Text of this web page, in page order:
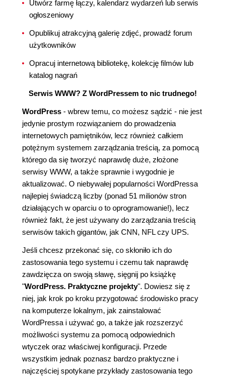
Utwórz farmę łączy, kalendarz wydarzeń lub serwis
ogłoszeniowy
Opublikuj atrakcyjną galerię zdjęć, prowadź forum
użytkowników
Opracuj internetową bibliotekę, kolekcję filmów lub
katalog nagrań
Serwis WWW? Z WordPressem to nic trudnego!
WordPress - wbrew temu, co możesz sądzić - nie jest
jedynie prostym rozwiązaniem do prowadzenia
internetowych pamiętników, lecz również całkiem
potężnym systemem zarządzania treścią, za pomocą
którego da się tworzyć naprawdę duże, złożone
serwisy WWW, a także sprawnie i wygodnie je
aktualizować. O niebywałej popularności WordPressa
najlepiej świadczą liczby (ponad 51 milionów stron
działających w oparciu o to oprogramowanie!), lecz
również fakt, że jest używany do zarządzania treścią
serwisów takich gigantów, jak CNN, NFL czy UPS.
Jeśli chcesz przekonać się, co skłoniło ich do
zastosowania tego systemu i czemu tak naprawdę
zawdzięcza on swoją sławę, sięgnij po książkę
"WordPress. Praktyczne projekty". Dowiesz się z
niej, jak krok po kroku przygotować środowisko pracy
na komputerze lokalnym, jak zainstalować
WordPressa i używać go, a także jak rozszerzyć
możliwości systemu za pomocą odpowiednich
wtyczek oraz właściwej konfiguracji. Przede
wszystkim jednak poznasz bardzo praktyczne i
najczęściej spotykane przykłady zastosowania tego